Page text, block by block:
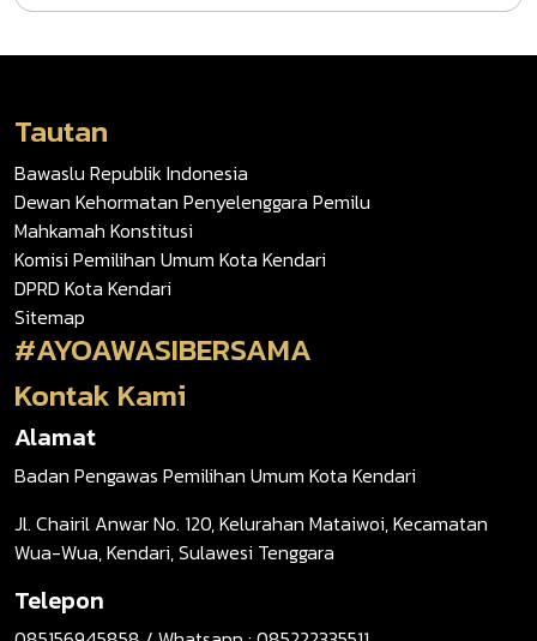
Tautan
Bawaslu Republik Indonesia
Dewan Kehormatan Penyelenggara Pemilu
Mahkamah Konstitusi
Komisi Pemilihan Umum Kota Kendari
DPRD Kota Kendari
Sitemap
#AYOAWASIBERSAMA
Kontak Kami
Alamat
Badan Pengawas Pemilihan Umum Kota Kendari
Jl. Chairil Anwar No. 120, Kelurahan Mataiwoi, Kecamatan
Wua-Wua, Kendari, Sulawesi Tenggara
Telepon